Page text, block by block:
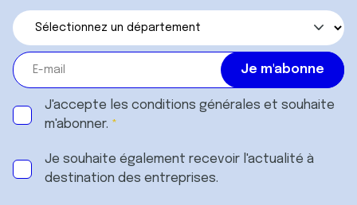
J'accepte les conditions générales et souhaite
m'abonner.
Je souhaite également recevoir l'actualité à
destination des entreprises.